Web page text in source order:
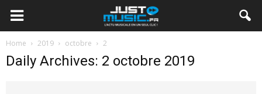
Home 2019 octobre 2
Daily Archives: 2 octobre 2019